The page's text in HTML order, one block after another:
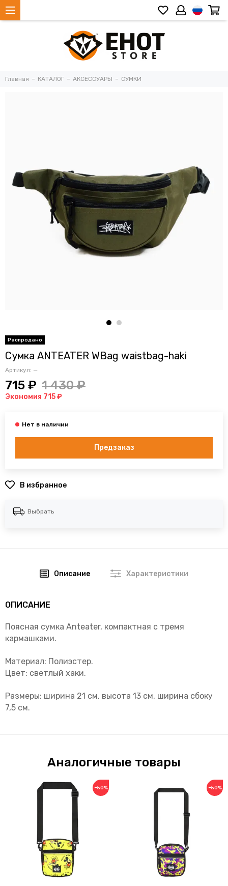
Главная КАТАЛОГ АКСЕССУАРЫ СУМКИ
Сумка ANTEATER WBag waistbag-haki
Артикул: —
715 ₽ 1 430 ₽
Экономия 715 ₽
Предзаказ
В избранное
Выбрать
Описание Характеристики
ОПИСАНИЕ
Поясная сумка Anteater, компактная с тремя
кармашками.
Материал: Полиэстер.
Цвет: светлый хаки.
Размеры: ширина 21 см, высота 13 см, ширина сбоку
7,5 см.
Аналогичные товары
−50% −50%